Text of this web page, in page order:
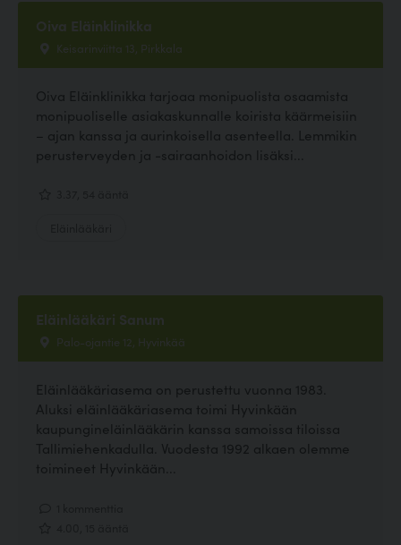
Oiva Eläinklinikka
Keisarinviitta 13, Pirkkala
Oiva Eläinklinikka tarjoaa monipuolista osaamista
monipuoliselle asiakaskunnalle koirista käärmeisiin
– ajan kanssa ja aurinkoisella asenteella. Lemmikin
perusterveyden ja -sairaanhoidon lisäksi...
Eläinlääkäri Sanum
Palo-ojantie 12, Hyvinkää
Eläinlääkäriasema on perustettu vuonna 1983.
Aluksi eläinlääkäriasema toimi Hyvinkään
kaupungineläinlääkärin kanssa samoissa tiloissa
Tallimiehenkadulla. Vuodesta 1992 alkaen olemme
toimineet Hyvinkään...